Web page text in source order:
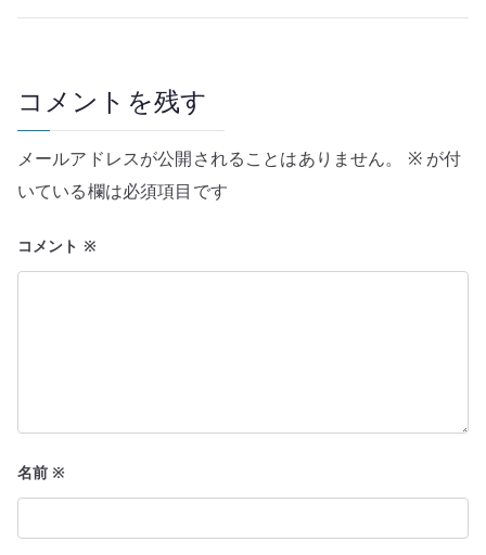
ビ
ー
シ
ョ
ン
コメントを残す
メールアドレスが公開されることはありません。 ※が付
いている欄は必須項目です
コメント ※
名前※